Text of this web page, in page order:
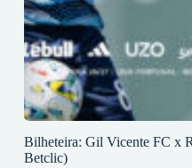
Bilheteira: Gil Vicente FC x
Betclic)